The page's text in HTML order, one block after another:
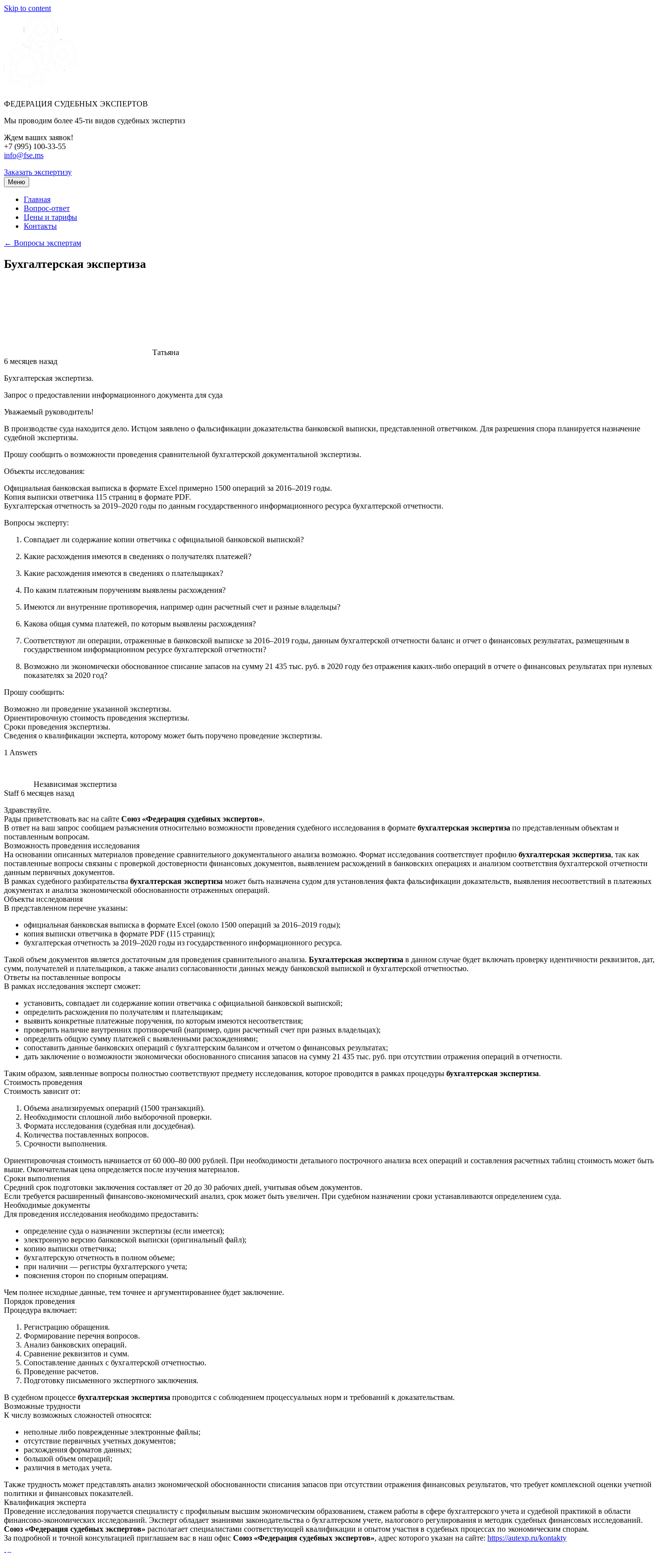
Skip to content
ФЕДЕРАЦИЯ СУДЕБНЫХ ЭКСПЕРТОВ
Мы проводим более 45-ти видов судебных экспертиз
Ждем ваших заявок!
+7 (995) 100-33-55
info@fse.ms
Заказать экспертизу
Меню
Главная
Вопрос-ответ
Цены и тарифы
Контакты
← Вопросы экспертам
Бухгалтерская экспертиза
Татьяна
6 месяцев назад
Бухгалтерская экспертиза.
Запрос о предоставлении информационного документа для суда
Уважаемый руководитель!
В производстве суда находится дело. Истцом заявлено о фальсификации доказательства банковской выписки, представленной ответчиком. Для разрешения спора планируется назначение
судебной экспертизы.
Прошу сообщить о возможности проведения сравнительной бухгалтерской документальной экспертизы.
Объекты исследования:
Официальная банковская выписка в формате Excel примерно 1500 операций за 2016–2019 годы.
Копия выписки ответчика 115 страниц в формате PDF.
Бухгалтерская отчетность за 2019–2020 годы по данным государственного информационного ресурса бухгалтерской отчетности.
Вопросы эксперту:
Совпадает ли содержание копии ответчика с официальной банковской выпиской?
Какие расхождения имеются в сведениях о получателях платежей?
Какие расхождения имеются в сведениях о плательщиках?
По каким платежным поручениям выявлены расхождения?
Имеются ли внутренние противоречия, например один расчетный счет и разные владельцы?
Какова общая сумма платежей, по которым выявлены расхождения?
Соответствуют ли операции, отраженные в банковской выписке за 2016–2019 годы, данным бухгалтерской отчетности баланс и отчет о финансовых результатах, размещенным в
государственном информационном ресурсе бухгалтерской отчетности?
Возможно ли экономически обоснованное списание запасов на сумму 21 435 тыс. руб. в 2020 году без отражения каких-либо операций в отчете о финансовых результатах при нулевых
показателях за 2020 год?
Прошу сообщить:
Возможно ли проведение указанной экспертизы.
Ориентировочную стоимость проведения экспертизы.
Сроки проведения экспертизы.
Сведения о квалификации эксперта, которому может быть поручено проведение экспертизы.
1 Answers
Независимая экспертиза
Staff6 месяцев назад
Здравствуйте.
Рады приветствовать вас на сайте Союз «Федерация судебных экспертов».
В ответ на ваш запрос сообщаем разъяснения относительно возможности проведения судебного исследования в формате бухгалтерская экспертиза по представленным объектам и
поставленным вопросам.
Возможность проведения исследования
На основании описанных материалов проведение сравнительного документального анализа возможно. Формат исследования соответствует профилю бухгалтерская экспертиза, так как
поставленные вопросы связаны с проверкой достоверности финансовых документов, выявлением расхождений в банковских операциях и анализом соответствия бухгалтерской отчетности
данным первичных документов.
В рамках судебного разбирательства бухгалтерская экспертиза может быть назначена судом для установления факта фальсификации доказательств, выявления несоответствий в платежных
документах и анализа экономической обоснованности отраженных операций.
Объекты исследования
В представленном перечне указаны:
официальная банковская выписка в формате Excel (около 1500 операций за 2016–2019 годы);
копия выписки ответчика в формате PDF (115 страниц);
бухгалтерская отчетность за 2019–2020 годы из государственного информационного ресурса.
Такой объем документов является достаточным для проведения сравнительного анализа. Бухгалтерская экспертиза в данном случае будет включать проверку идентичности реквизитов, дат,
сумм, получателей и плательщиков, а также анализ согласованности данных между банковской выпиской и бухгалтерской отчетностью.
Ответы на поставленные вопросы
В рамках исследования эксперт сможет:
установить, совпадает ли содержание копии ответчика с официальной банковской выпиской;
определить расхождения по получателям и плательщикам;
выявить конкретные платежные поручения, по которым имеются несоответствия;
проверить наличие внутренних противоречий (например, один расчетный счет при разных владельцах);
определить общую сумму платежей с выявленными расхождениями;
сопоставить данные банковских операций с бухгалтерским балансом и отчетом о финансовых результатах;
дать заключение о возможности экономически обоснованного списания запасов на сумму 21 435 тыс. руб. при отсутствии отражения операций в отчетности.
Таким образом, заявленные вопросы полностью соответствуют предмету исследования, которое проводится в рамках процедуры бухгалтерская экспертиза.
Стоимость проведения
Стоимость зависит от:
Объема анализируемых операций (1500 транзакций).
Необходимости сплошной либо выборочной проверки.
Формата исследования (судебная или досудебная).
Количества поставленных вопросов.
Срочности выполнения.
Ориентировочная стоимость начинается от 60 000–80 000 рублей. При необходимости детального построчного анализа всех операций и составления расчетных таблиц стоимость может быть
выше. Окончательная цена определяется после изучения материалов.
Сроки выполнения
Средний срок подготовки заключения составляет от 20 до 30 рабочих дней, учитывая объем документов.
Если требуется расширенный финансово-экономический анализ, срок может быть увеличен. При судебном назначении сроки устанавливаются определением суда.
Необходимые документы
Для проведения исследования необходимо предоставить:
определение суда о назначении экспертизы (если имеется);
электронную версию банковской выписки (оригинальный файл);
копию выписки ответчика;
бухгалтерскую отчетность в полном объеме;
при наличии — регистры бухгалтерского учета;
пояснения сторон по спорным операциям.
Чем полнее исходные данные, тем точнее и аргументированнее будет заключение.
Порядок проведения
Процедура включает:
Регистрацию обращения.
Формирование перечня вопросов.
Анализ банковских операций.
Сравнение реквизитов и сумм.
Сопоставление данных с бухгалтерской отчетностью.
Проведение расчетов.
Подготовку письменного экспертного заключения.
В судебном процессе бухгалтерская экспертиза проводится с соблюдением процессуальных норм и требований к доказательствам.
Возможные трудности
К числу возможных сложностей относятся:
неполные либо поврежденные электронные файлы;
отсутствие первичных учетных документов;
расхождения форматов данных;
большой объем операций;
различия в методах учета.
Также трудность может представлять анализ экономической обоснованности списания запасов при отсутствии отражения финансовых результатов, что требует комплексной оценки учетной
политики и финансовых показателей.
Квалификация эксперта
Проведение исследования поручается специалисту с профильным высшим экономическим образованием, стажем работы в сфере бухгалтерского учета и судебной практикой в области
финансово-экономических исследований. Эксперт обладает знаниями законодательства о бухгалтерском учете, налогового регулирования и методик судебных финансовых исследований.
Союз «Федерация судебных экспертов» располагает специалистами соответствующей квалификации и опытом участия в судебных процессах по экономическим спорам.
За подробной и точной консультацией приглашаем вас в наш офис Союз «Федерация судебных экспертов», адрес которого указан на сайте: https://autexp.ru/kontakty